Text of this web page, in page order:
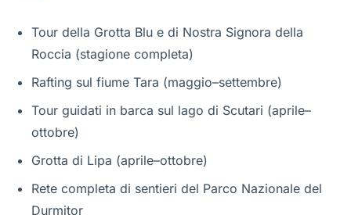
Tour della Grotta Blu e di Nostra Signora della
Roccia (stagione completa)
Rafting sul fiume Tara (maggio–settembre)
Tour guidati in barca sul lago di Scutari (aprile–
ottobre)
Grotta di Lipa (aprile–ottobre)
Rete completa di sentieri del Parco Nazionale del
Durmitor